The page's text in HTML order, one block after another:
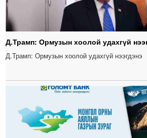
Д.Трамп: Ормузын хоолой удахгүй
Д.Трамп: Ормузын хоолой удахгүй нээгдэнэ